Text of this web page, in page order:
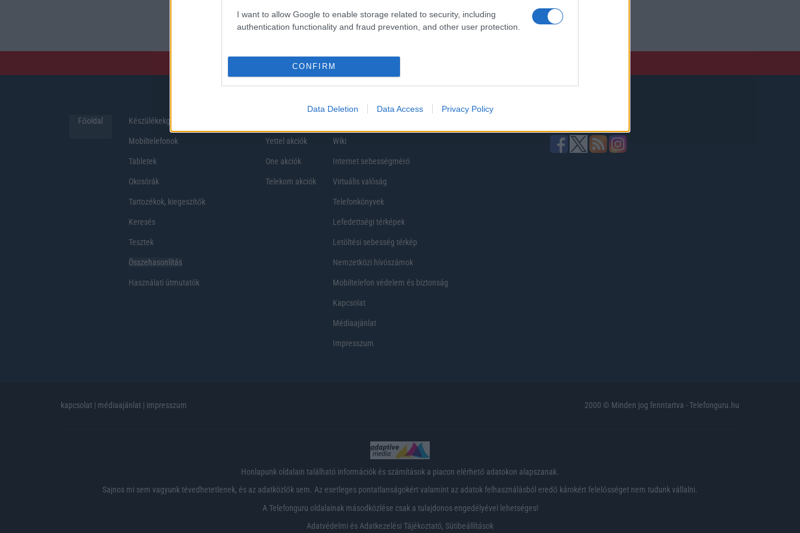
I want to allow Google to enable storage related to security, including
authentication functionality and fraud prevention, and other user protection.
CONFIRM
Data Deletion Data Access Privacy Policy
preferenciákkal rendelkezik, így a választásuk eltérhet. Azonban azok, akik számára fontos a nagyobb kijelző,
Főoldal Készülékekguru
Mobiltelefonok
Tabletek
Okosórák
Tartozékok, kiegeszítők
Keresés
Tesztek
Összehasonlítás
Használati útmutatók
Yettel akciók
One akciók
Telekom akciók
Wiki
Internet sebességmérő
Virtuális valóság
Telefonkönyvek
Lefedettségi térképek
Letöltési sebesség térkép
Nemzetközi hívószámok
Mobiltelefon védelem és biztonság
Kapcsolat
Médiaajánlat
Impresszum
kapcsolat | médiaajánlat | impresszum 2000 © Minden jog fenntartva - Telefonguru.hu
Honlapunk oldalain található információk és számítások a piacon elérhető adatokon alapszanak.
Sajnos mi sem vagyunk tévedhetetlenek, és az adatközlők sem. Az esetleges pontatlanságokért valamint az adatok felhasználásból eredő károkért felelősséget nem tudunk vállalni.
A Telefonguru oldalainak másodközlése csak a tulajdonos engedélyével lehetséges!
Adatvédelmi és Adatkezelési Tájékoztató, Sütibeállítások